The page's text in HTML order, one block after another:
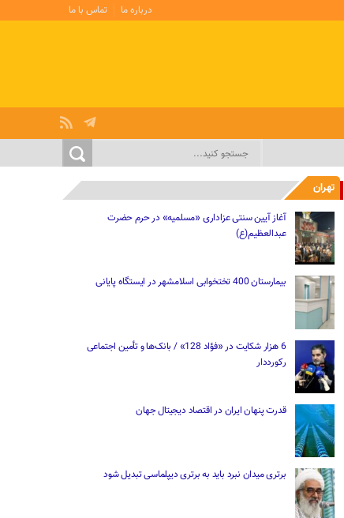
درباره ما تماس با ما
تهران
آغاز آیین سنتی عزاداری «مسلمیه» در حرم حضرت
عبدالعظیم(ع)
بیمارستان 400 تختخوابی اسلامشهر در ایستگاه پایانی
6 هزار شکایت در «فؤاد 128» / بانک‌ها و تأمین اجتماعی
رکورددار
قدرت پنهان ایران در اقتصاد دیجیتال جهان
برتری میدان نبرد باید به برتری دیپلماسی تبدیل شود